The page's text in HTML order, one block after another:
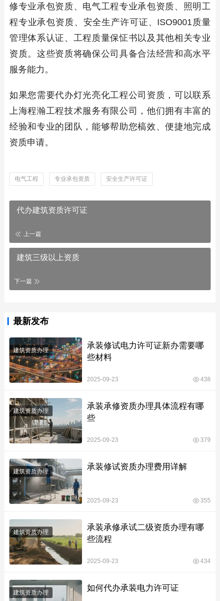
修专业承包资质、电气工程专业承包资质、照明工
程专业承包资质、安全生产许可证、ISO9001质量
管理体系认证、工程质量保怔书以及其他相关专业
资质。这些资质将确保公司具备合法经营和高水平
服务能力。
如果您需要代办灯光亮化工程公司资质，可以联系
上海程瀚工程技术服务有限公司，他们拥有丰富的
经验和专业的团队，能够帮助您槁效、便捷地完成
资质申请。
电气工程 专业承包资质 安全生产许可证
代办建筑资质许可证
上一篇
建筑三级以上资质
下一篇
最新发布
建筑资质办理
承装修试电力许可证新办需要哪
些材料
2025-09-23 438
建筑资质办理
承装承修资质办理具体流程有哪
些
2025-09-23 379
建筑资质办理 承装修试资质办理费用详解
2025-09-23 355
建筑资质办理
承装承修承试二级资质办理有哪
些流程
2025-09-23 434
建筑资质办理 如何代办承装电力许可证